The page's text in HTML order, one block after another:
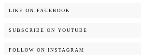
LIKE ON FACEBOOK
SUBSCRIBE ON YOUTUBE
FOLLOW ON INSTAGRAM